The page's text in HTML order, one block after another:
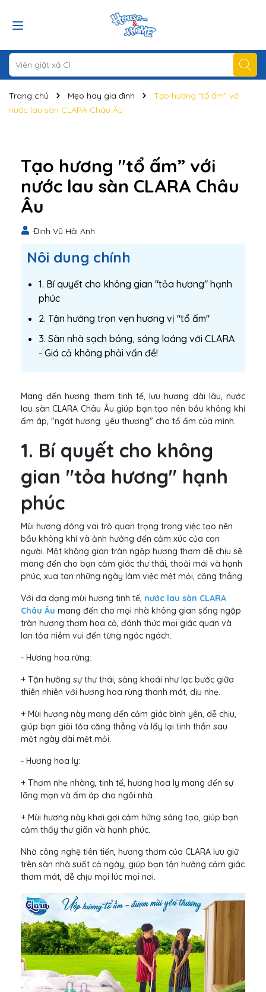
Trang chủ Mẹo hay gia đình
Tạo hương "tổ ấm” với
nước lau sàn CLARA Châu Âu
Tạo hương "tổ ấm” với
nước lau sàn CLARA Châu
Âu
Đinh Vũ Hải Anh
Nôi dung chính
1. Bí quyết cho không gian "tỏa hương" hạnh
phúc
2. Tận hưởng trọn vẹn hương vị "tổ ấm"
3. Sàn nhà sạch bóng, sáng loáng với CLARA
- Giá cả không phải vấn đề!
Mang đến hương thơm tinh tế, lưu hương dài lâu, nước
lau sàn CLARA Châu Âu giúp bạn tạo nên bầu không khí
ấm áp, "ngát hương yêu thương" cho tổ ấm của mình.
1. Bí quyết cho không
gian "tỏa hương" hạnh
phúc
Mùi hương đóng vai trò quan trọng trong việc tạo nên
bầu không khí và ảnh hưởng đến cảm xúc của con
người. Một không gian tràn ngập hương thơm dễ chịu sẽ
mang đến cho bạn cảm giác thư thái, thoải mái và hạnh
phúc, xua tan những ngày làm việc mệt mỏi, căng thẳng.
Với đa dạng mùi hương tinh tế, nước lau sàn CLARA
Châu Âu mang đến cho mọi nhà không gian sống ngập
tràn hương thơm hoa cỏ, đánh thức mọi giác quan và
lan tỏa niềm vui đến từng ngóc ngách.
- Hương hoa rừng:
+ Tận hưởng sự thư thái, sảng khoái như lạc bước giữa
thiên nhiên với hương hoa rừng thanh mát, dịu nhẹ.
+ Mùi hương này mang đến cảm giác bình yên, dễ chịu,
giúp bạn giải tỏa căng thẳng và lấy lại tinh thần sau
một ngày dài mệt mỏi.
- Hương hoa ly:
+ Thơm nhẹ nhàng, tinh tế, hương hoa ly mang đến sự
lãng mạn và ấm áp cho ngôi nhà.
+ Mùi hương này khơi gợi cảm hứng sáng tạo, giúp bạn
cảm thấy thư giãn và hạnh phúc.
Nhờ công nghệ tiên tiến, hương thơm của CLARA lưu giữ
trên sàn nhà suốt cả ngày, giúp bạn tận hưởng cảm giác
thơm mát, dễ chịu mọi lúc mọi nơi.